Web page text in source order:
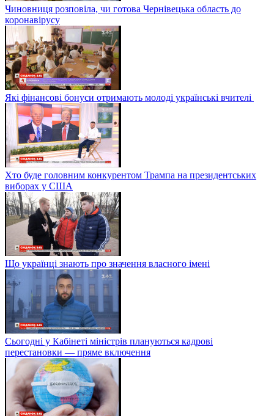
Чиновниця розповіла, чи готова Чернівецька область до
коронавірусу
Які фінансові бонуси отримають молоді українські вчителі
Хто буде головним конкурентом Трампа на президентських
виборах у США
Що українці знають про значення власного імені
Сьогодні у Кабінеті міністрів плануються кадрові
перестановки — пряме включення